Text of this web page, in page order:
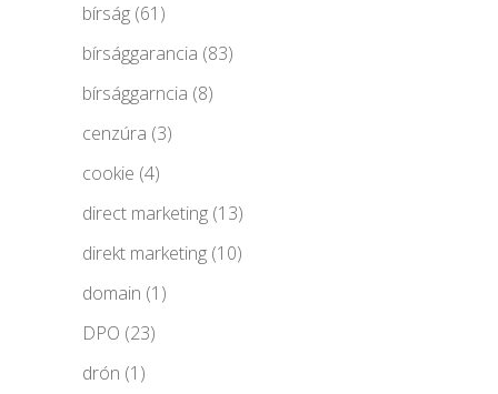
bírság (61)
bírsággarancia (83)
bírsággarncia (8)
cenzúra (3)
cookie (4)
direct marketing (13)
direkt marketing (10)
domain (1)
DPO (23)
drón (1)